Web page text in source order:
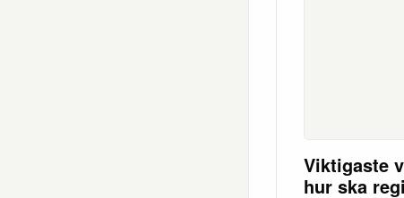
Viktigaste
hur ska